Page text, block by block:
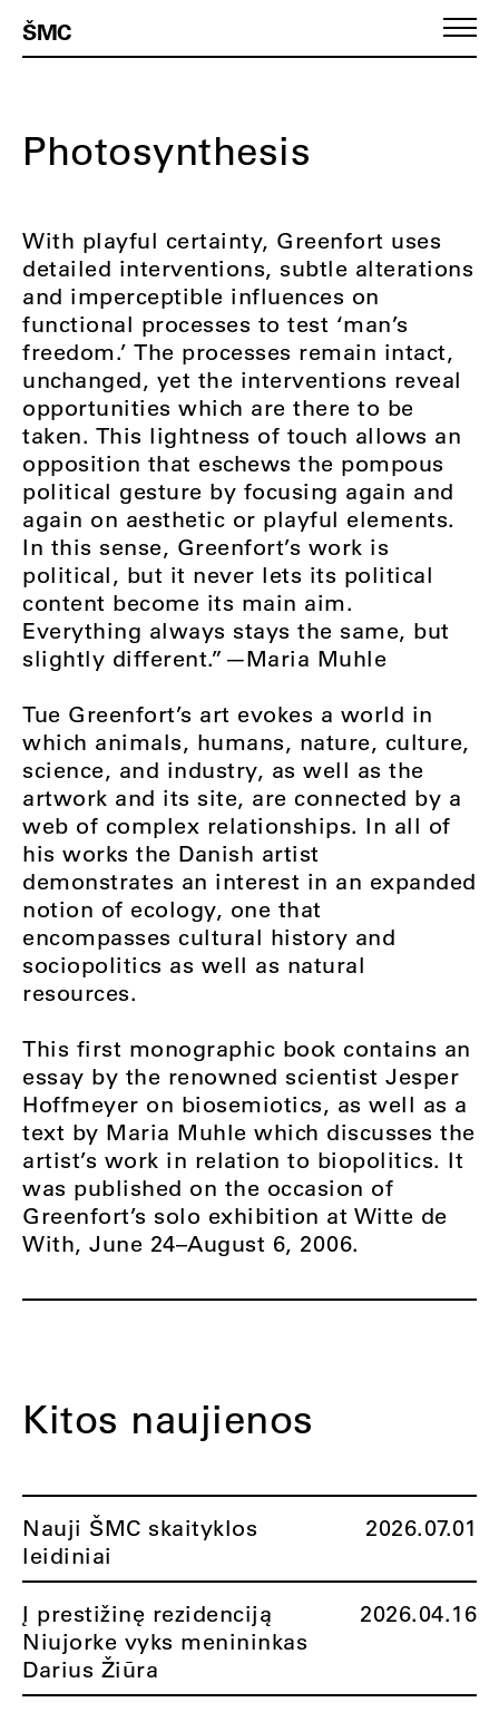
ŠMC
Photosynthesis
With playful certainty, Greenfort uses
detailed interventions, subtle alterations
and imperceptible influences on
functional processes to test ‘man’s
freedom.’ The processes remain intact,
unchanged, yet the interventions reveal
opportunities which are there to be
taken. This lightness of touch allows an
opposition that eschews the pompous
political gesture by focusing again and
again on aesthetic or playful elements.
In this sense, Greenfort’s work is
political, but it never lets its political
content become its main aim.
Everything always stays the same, but
slightly different.” —Maria Muhle
Tue Greenfort’s art evokes a world in
which animals, humans, nature, culture,
science, and industry, as well as the
artwork and its site, are connected by a
web of complex relationships. In all of
his works the Danish artist
demonstrates an interest in an expanded
notion of ecology, one that
encompasses cultural history and
sociopolitics as well as natural
resources.
This first monographic book contains an
essay by the renowned scientist Jesper
Hoffmeyer on biosemiotics, as well as a
text by Maria Muhle which discusses the
artist’s work in relation to biopolitics. It
was published on the occasion of
Greenfort’s solo exhibition at Witte de
With, June 24–August 6, 2006.
Kitos naujienos
Nauji ŠMC skaityklos
leidiniai
2026.07.01
Į prestižinę rezidenciją
Niujorke vyks menininkas
Darius Žiūra
2026.04.16